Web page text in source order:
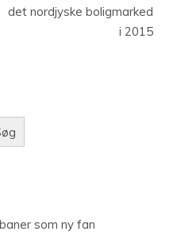
det nordjyske boligmarked
i 2015
som ny fan